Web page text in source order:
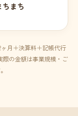
まち
月＋決算料＋記帳代行
際の金額は事業規模・ご